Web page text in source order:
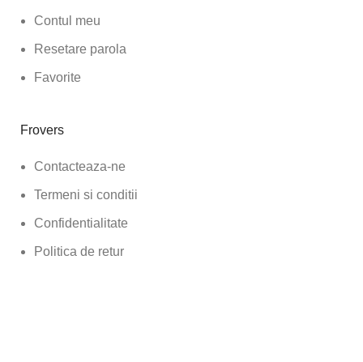
Contul meu
Resetare parola
Favorite
Frovers
Contacteaza-ne
Termeni si conditii
Confidentialitate
Politica de retur